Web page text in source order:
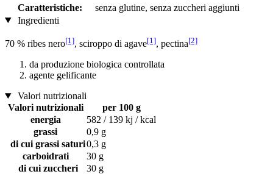
Caratteristiche:
senza glutine, senza zuccheri aggiunti
Ingredienti
70 % ribes nero[1], sciroppo di agave[1], pectina[2]
da produzione biologica controllata
agente gelificante
Valori nutrizionali
Valori nutrizionali
per 100 g
energia
582 / 139 kj / kcal
grassi
0,9 g
di cui grassi saturi0,3 g
carboidrati
30 g
di cui zuccheri
30 g